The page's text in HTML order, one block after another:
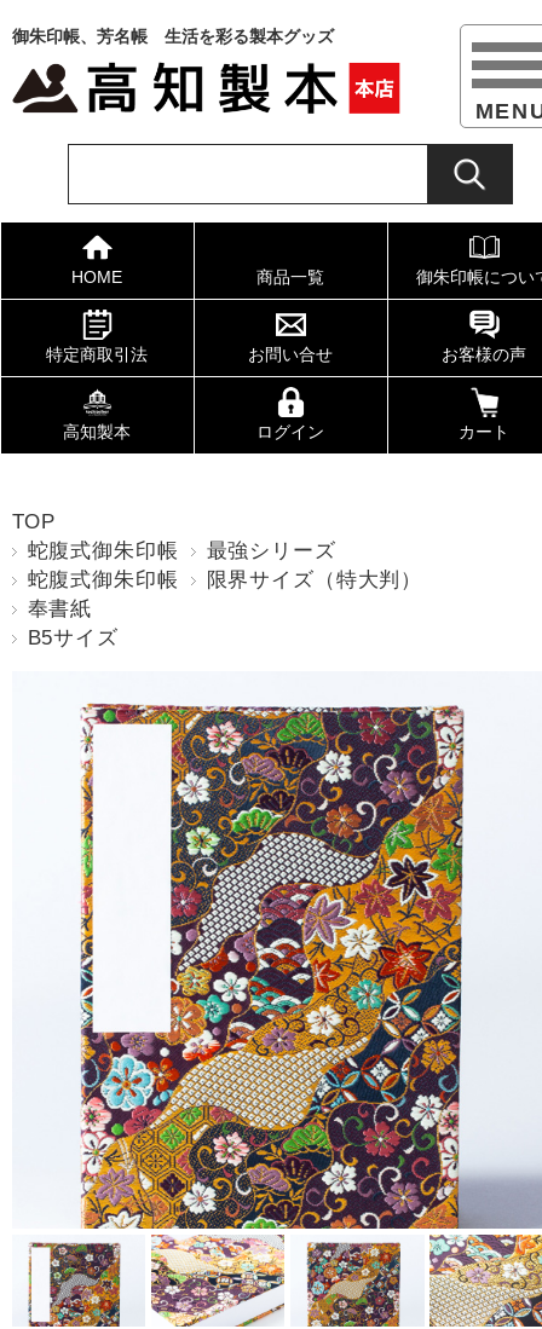
御朱印帳、芳名帳 生活を彩る製本グッズ
HOME 商品一覧 御朱印帳につい
特定商取引法 お問い合せ お客様の声
高知製本 ログイン カート
TOP
蛇腹式御朱印帳
最強シリーズ
蛇腹式御朱印帳
限界サイズ（特大判）
奉書紙
B5サイズ